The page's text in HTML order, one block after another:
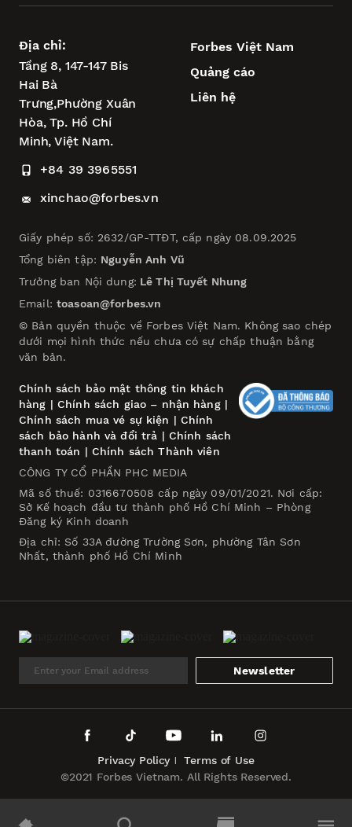
Địa chỉ:
Tầng 8, 147-147 Bis
Hai Bà
Trưng,Phường Xuân
Hòa,Tp. Hồ Chí
Minh, Việt Nam.
+84 39 3965551
xinchao@forbes.vn
Forbes Việt Nam
Quảng cáo
Liên hệ
Giấy phép số: 2632/GP-TTĐT, cấp ngày 08.09.2025
Tổng biên tập: Nguyễn Anh Vũ
Trưởng ban Nội dung: Lê Thị Tuyết Nhung
Email: toasoan@forbes.vn
© Bản quyền thuộc về Forbes Việt Nam. Không sao chép
dưới mọi hình thức nếu chưa có sự chấp thuận bằng
văn bản.
Chính sách bảo mật thông tin khách
hàng | Chính sách giao – nhận hàng|
Chính sách mua vé sự kiện | Chính
sách bảo hành và đổi trả | Chính sách
thanh toán | Chính sách Thành viên
CÔNG TY CỔ PHẦN PHC MEDIA
Mã số thuế: 0316670508 cấp ngày 09/01/2021. Nơi cấp:
Sở Kế hoạch đầu tư thành phố Hồ Chí Minh – Phòng
Đăng ký Kinh doanh
Địa chỉ: Số 33A đường Trường Sơn, phường Tân Sơn
Nhất, thành phố Hồ Chí Minh
Newsletter
©2021 Forbes Vietnam. All Rights Reserved.
Privacy Policy Terms of Use